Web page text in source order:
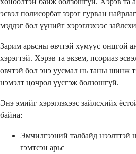
эсвэл полисорбат зэрэг гурван
мэддэг бол үүнийг хэрэглэхээс
Зарим арьсны өвчтэй хүмүүс онцгой
хэрэгтэй. Хэрэв та экзем, псориаз
өвчтэй бол энэ уусмал нь таны шинж
нэмэлт цочрол үүсгэж болзошгүй.
Энэ эмийг хэрэглэхээс зайлсхийх
байна:
Эмчилгээний талбайд нээлттэй
гэмтсэн арьс